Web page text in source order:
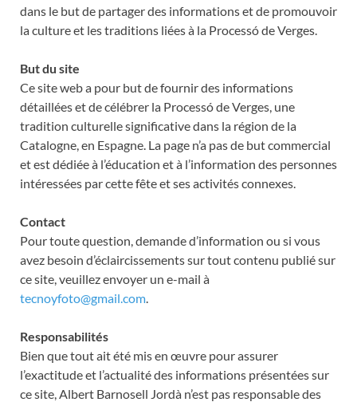
dans le but de partager des informations et de promouvoir
la culture et les traditions liées à la Processó de Verges.
But du site
Ce site web a pour but de fournir des informations
détaillées et de célébrer la Processó de Verges, une
tradition culturelle significative dans la région de la
Catalogne, en Espagne. La page n’a pas de but commercial
et est dédiée à l’éducation et à l’information des personnes
intéressées par cette fête et ses activités connexes.
Contact
Pour toute question, demande d’information ou si vous
avez besoin d’éclaircissements sur tout contenu publié sur
ce site, veuillez envoyer un e-mail à
tecnoyfoto@gmail.com.
Responsabilités
Bien que tout ait été mis en œuvre pour assurer
l’exactitude et l’actualité des informations présentées sur
ce site, Albert Barnosell Jordà n’est pas responsable des